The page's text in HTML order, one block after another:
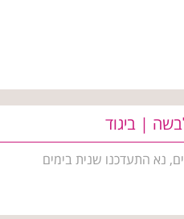
| ביגוד
נא התעדכנו שנית בימים